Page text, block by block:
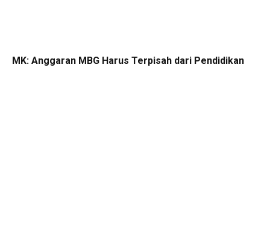
MK: Anggaran MBG Harus Terpisah dari Pendidikan